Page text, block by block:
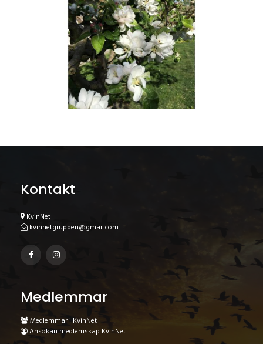
Kontakt
KvinNet
kvinnetgruppen@gmail.com
Medlemmar
Medlemmar i KvinNet
Ansökan medlemskap KvinNet